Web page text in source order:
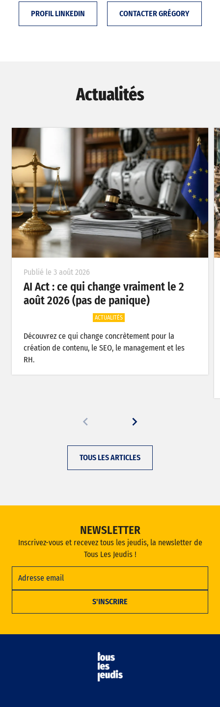
PROFIL LINKEDIN CONTACTER GRÉGORY
Actualités
Publié le 3 août 2026
AI Act : ce qui change vraiment le 2
août 2026 (pas de panique)
ACTUALITÉS
Découvrez ce qui change concrètement pour la
création de contenu, le SEO, le management et les
RH.
TOUS LES ARTICLES
NEWSLETTER
Inscrivez-vous et recevez tous les jeudis, la newsletter de
Tous Les Jeudis !